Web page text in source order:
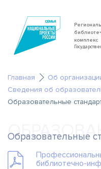
комплекс
Главная
Об
Сведения об
Образовательные
Образовательные
библиотечно-